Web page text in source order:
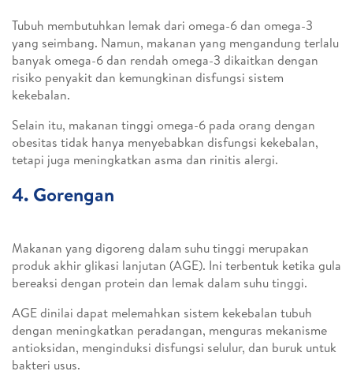
Tubuh membutuhkan lemak dari omega-6 dan omega-3
yang seimbang. Namun, makanan yang mengandung terlalu
banyak omega-6 dan rendah omega-3 dikaitkan dengan
risiko penyakit dan kemungkinan disfungsi sistem
kekebalan.
Selain itu, makanan tinggi omega-6 pada orang dengan
obesitas tidak hanya menyebabkan disfungsi kekebalan,
tetapi juga meningkatkan asma dan rinitis alergi.
4. Gorengan
Makanan yang digoreng dalam suhu tinggi merupakan
produk akhir glikasi lanjutan (AGE). Ini terbentuk ketika gula
bereaksi dengan protein dan lemak dalam suhu tinggi.
AGE dinilai dapat melemahkan sistem kekebalan tubuh
dengan meningkatkan peradangan, menguras mekanisme
antioksidan, menginduksi disfungsi selulur, dan buruk untuk
bakteri usus.